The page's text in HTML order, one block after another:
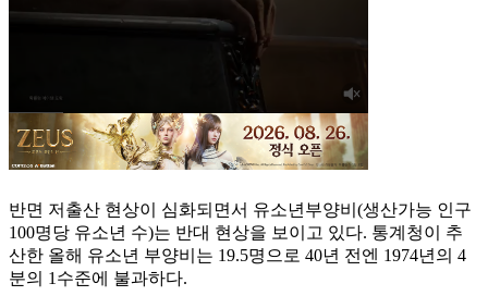
반면 저출산 현상이 심화되면서 유소년부양비(생산가능 인구
100명당 유소년 수)는 반대 현상을 보이고 있다. 통계청이 추
산한 올해 유소년 부양비는 19.5명으로 40년 전엔 1974년의 4
분의 1수준에 불과하다.